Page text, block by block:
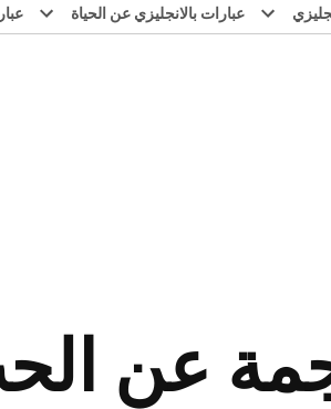
عبارات بالانجليزي عن الحياة
عن